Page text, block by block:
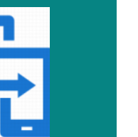
Intune